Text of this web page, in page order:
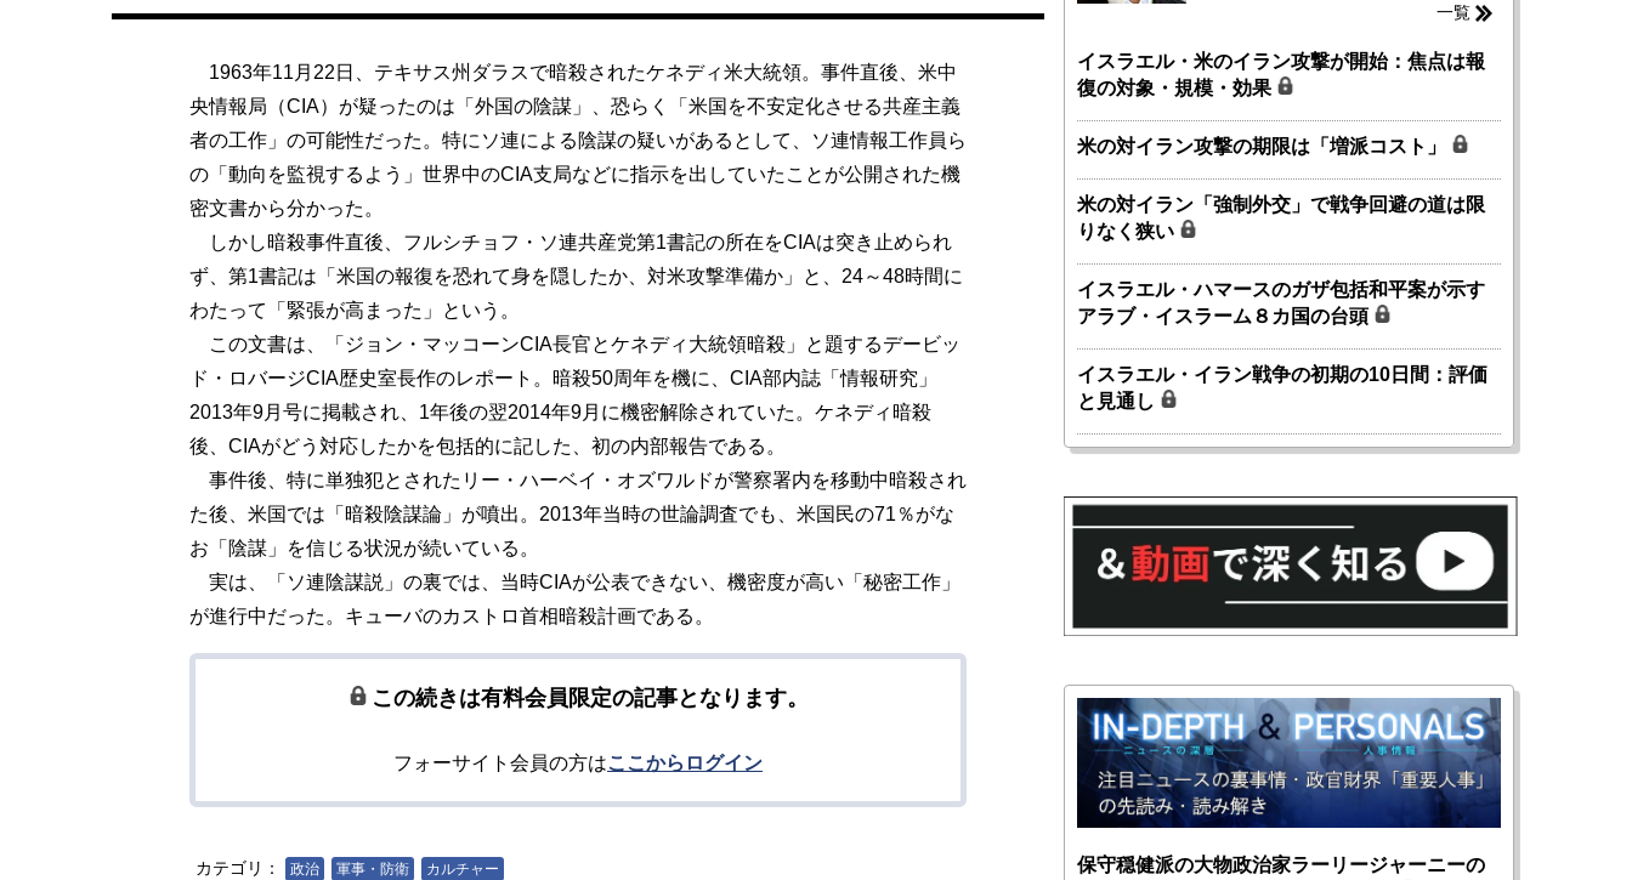
1963年11月22日、テキサス州ダラスで暗殺されたケネディ米大統領。事件直後、米中
央情報局（CIA）が疑ったのは「外国の陰謀」、恐らく「米国を不安定化させる共産主義
者の工作」の可能性だった。特にソ連による陰謀の疑いがあるとして、ソ連情報工作員ら
の「動向を監視するよう」世界中のCIA支局などに指示を出していたことが公開された機
密文書から分かった。
しかし暗殺事件直後、フルシチョフ・ソ連共産党第1書記の所在をCIAは突き止められ
ず、第1書記は「米国の報復を恐れて身を隠したか、対米攻撃準備か」と、24～48時間に
わたって「緊張が高まった」という。
この文書は、「ジョン・マッコーンCIA長官とケネディ大統領暗殺」と題するデービッ
ド・ロバージCIA歴史室長作のレポート。暗殺50周年を機に、CIA部内誌「情報研究」
2013年9月号に掲載され、1年後の翌2014年9月に機密解除されていた。ケネディ暗殺
後、CIAがどう対応したかを包括的に記した、初の内部報告である。
事件後、特に単独犯とされたリー・ハーベイ・オズワルドが警察署内を移動中暗殺され
た後、米国では「暗殺陰謀論」が噴出。2013年当時の世論調査でも、米国民の71％がな
お「陰謀」を信じる状況が続いている。
実は、「ソ連陰謀説」の裏では、当時CIAが公表できない、機密度が高い「秘密工作」
が進行中だった。キューバのカストロ首相暗殺計画である。
この続きは有料会員限定の記事となります。
フォーサイト会員の方はここからログイン
カテゴリ： 政治 軍事・防衛 カルチャー
一覧
イスラエル・米のイラン攻撃が開始：焦点は報
復の対象・規模・効果
米の対イラン攻撃の期限は「増派コスト」
米の対イラン「強制外交」で戦争回避の道は限
りなく狭い
イスラエル・ハマースのガザ包括和平案が示す
アラブ・イスラーム８カ国の台頭
イスラエル・イラン戦争の初期の10日間：評価
と見通し
保守穏健派の大物政治家ラーリージャーニーの